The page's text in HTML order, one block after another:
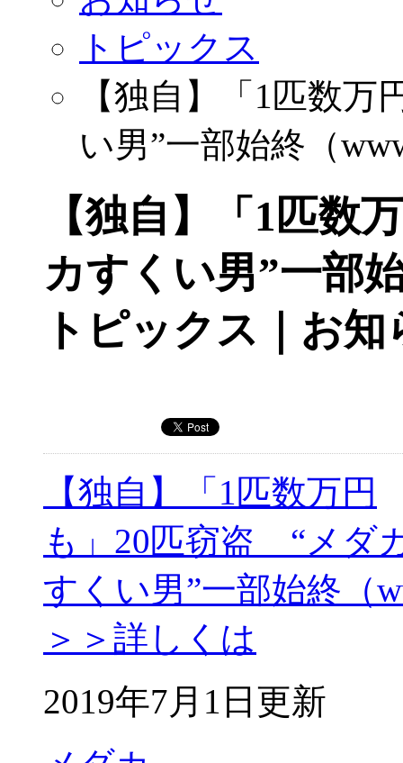
トピックス
【独自】「1匹数
い男”一部始終（
【独自】「1匹
カすくい男”一部
トピックス｜お知
【独自】「1匹数万円
も」20匹窃盗 “メダ
すくい男”一部始終（
＞＞詳しくは
2019年7月1日更新